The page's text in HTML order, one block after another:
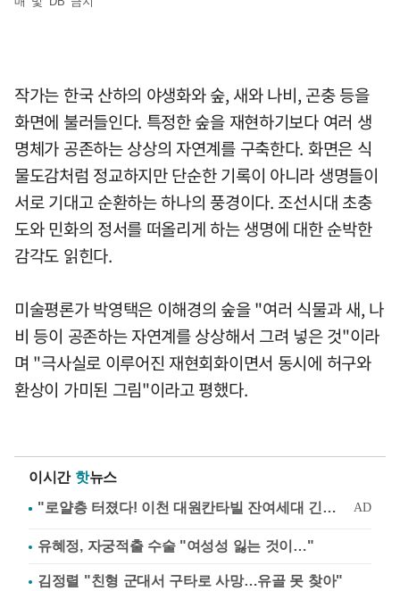
작가는 한국 산하의 야생화와 숲, 새와 나비, 곤충 등을
화면에 불러들인다. 특정한 숲을 재현하기보다 여러 생
명체가 공존하는 상상의 자연계를 구축한다. 화면은 식
물도감처럼 정교하지만 단순한 기록이 아니라 생명들이
서로 기대고 순환하는 하나의 풍경이다. 조선시대 초충
도와 민화의 정서를 떠올리게 하는 생명에 대한 순박한
감각도 읽힌다.
미술평론가 박영택은 이해경의 숲을 "여러 식물과 새, 나
비 등이 공존하는 자연계를 상상해서 그려 넣은 것"이라
며 "극사실로 이루어진 재현회화이면서 동시에 허구와
환상이 가미된 그림"이라고 평했다.
이시간 핫뉴스
유혜정, 자궁적출 수술 "여성성 잃는 것이…"
김정렬 "친형 군대서 구타로 사망…유골 못 찾아"